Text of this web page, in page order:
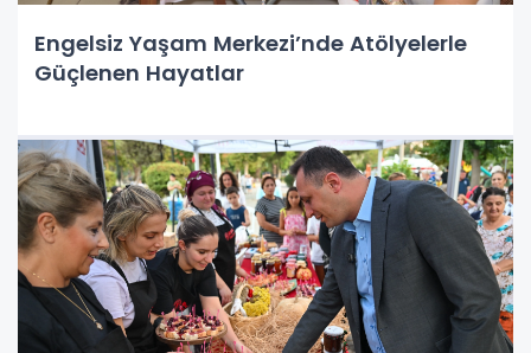
Engelsiz Yaşam Merkezi’nde Atölyelerle
Güçlenen Hayatlar